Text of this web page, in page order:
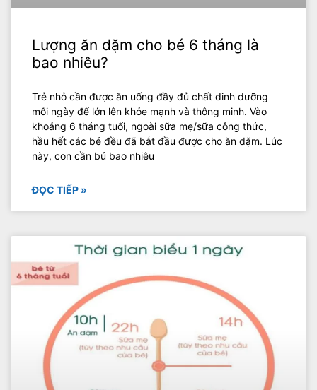
Lượng ăn dặm cho bé 6 tháng là
bao nhiêu?
Trẻ nhỏ cần được ăn uống đầy đủ chất dinh dưỡng
mỗi ngày để lớn lên khỏe mạnh và thông minh. Vào
khoảng 6 tháng tuổi, ngoài sữa mẹ/sữa công thức,
hầu hết các bé đều đã bắt đầu được cho ăn dặm. Lúc
này, con cần bú bao nhiêu
ĐỌC TIẾP »